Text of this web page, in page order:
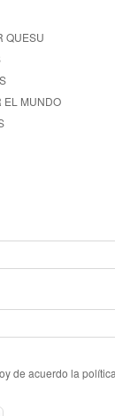
QUESU
EL MUNDO
de acuerdo la